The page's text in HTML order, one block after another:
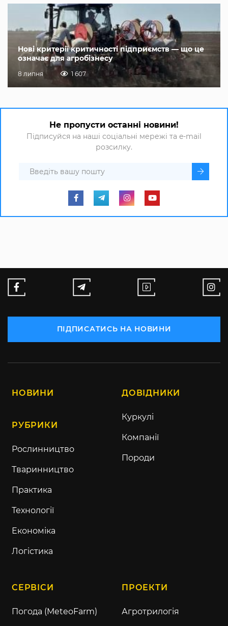
Нові критерії критичності підприємств — що це
означає для агробізнесу
8 липня 1 607
Не пропусти останні новини!
Підписуйся на наші соціальні мережі та e-mail
розсилку.
ПІДПИСАТИСЬ НА НОВИНИ
НОВИНИ
РУБРИКИ
Рослинництво
Тваринництво
Практика
Технології
Економіка
Логістика
ДОВІДНИКИ
Куркулі
Компанії
Породи
СЕРВІСИ
Погода (MeteoFarm)
ПРОЕКТИ
Агротрилогія